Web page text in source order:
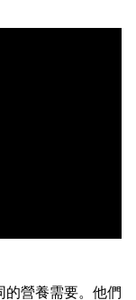
的營養需要。他們